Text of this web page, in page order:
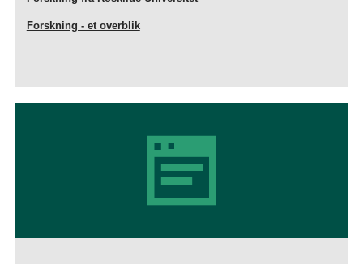
Forskning - et overblik